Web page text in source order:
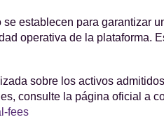
establecen para garantizar
operativa de la plataforma.
sobre los activos
consulte la página oficial a
fees